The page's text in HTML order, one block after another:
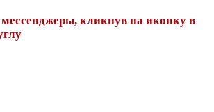
кликнув на иконку в